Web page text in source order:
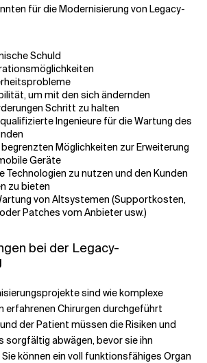
für die Modernisierung von Legacy-
Schuld
um mit den sich ändernden
Schritt zu halten
Ingenieure für die Wartung des
Möglichkeiten zur Erweiterung
Geräte
Technologien zu nutzen und den Kunden
zu bieten
von Altsystemen (Supportkosten,
Patches vom Anbieter usw.)
bei der Legacy-
sind wie komplexe
erfahrenen Chirurgen durchgeführt
der Patient müssen die Risiken und
sorgfältig abwägen, bevor sie ihn
können ein voll funktionsfähiges Organ